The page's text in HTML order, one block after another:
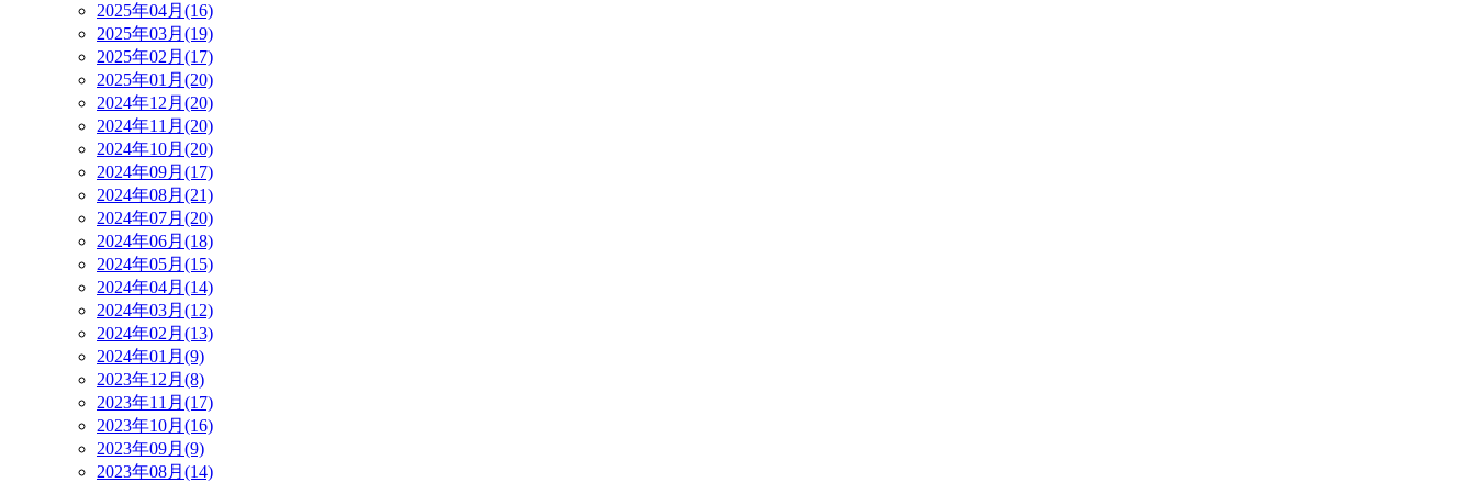
2025年04月(16)
2025年03月(19)
2025年02月(17)
2025年01月(20)
2024年12月(20)
2024年11月(20)
2024年10月(20)
2024年09月(17)
2024年08月(21)
2024年07月(20)
2024年06月(18)
2024年05月(15)
2024年04月(14)
2024年03月(12)
2024年02月(13)
2024年01月(9)
2023年12月(8)
2023年11月(17)
2023年10月(16)
2023年09月(9)
2023年08月(14)